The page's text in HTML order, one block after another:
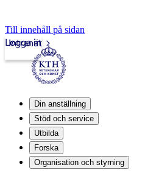
Till innehåll på sidan
Intranät
Logga in
Din anställning
Stöd och service
Utbilda
Forska
Organisation och styrning